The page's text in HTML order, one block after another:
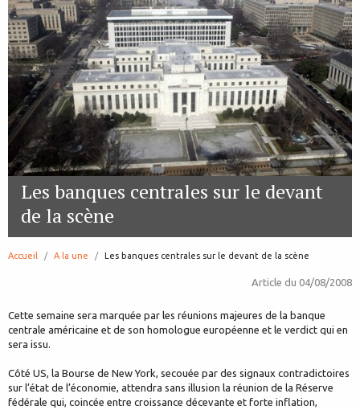
Les banques centrales sur le devant
de la scène
Accueil A la une page:
Les banques centrales sur le devant de la scène
Article du 04/08/2008
Cette semaine sera marquée par les réunions majeures de la banque
centrale américaine et de son homologue européenne et le verdict qui en
sera issu.
Côté US, la Bourse de New York, secouée par des signaux contradictoires
sur l’état de l’économie, attendra sans illusion la réunion de la Réserve
fédérale qui, coincée entre croissance décevante et forte inflation,